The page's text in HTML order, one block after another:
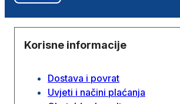
Korisne informacije
Dostava i povrat
Uvjeti i načini plaćanja